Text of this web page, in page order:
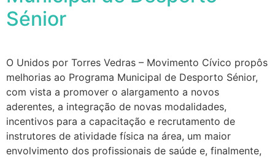
Sénior
O Unidos por Torres Vedras – Movimento Cívico propôs
melhorias ao Programa Municipal de Desporto Sénior,
com vista a promover o alargamento a novos
aderentes, a integração de novas modalidades,
incentivos para a capacitação e recrutamento de
instrutores de atividade física na área, um maior
envolvimento dos profissionais de saúde e, finalmente,